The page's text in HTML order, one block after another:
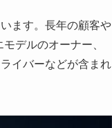
ます。長年の顧客や
デルのオーナー、
イバーなどが含まれ